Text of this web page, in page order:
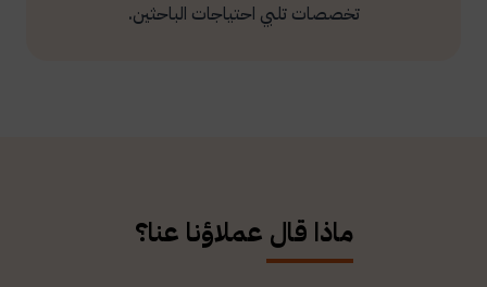
تخصصات تلبي احتياجات الباحثين.
ماذا قال عملاؤنا عنا؟